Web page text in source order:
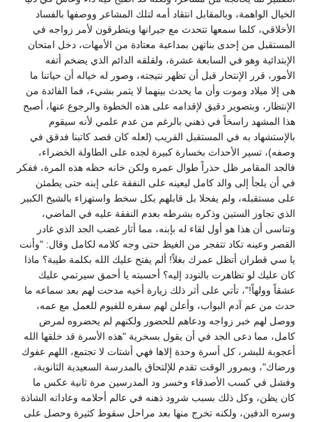
الخيال الواهمة، وبالمقابل انتقاد أمه لتلك المشاعر ووصفها بالفساد
الأخلاقي، كلما سمعها تتحدث مع جيرانها ويتطرقون لأمر زواجه في
المستقبل من إحدى بناتهن بمداعبة معتادة من الأمهات، دخل امتحان
الإبتدائية وهو في السابعة عشرة، ولقلقه الدائم الذي يضخم أتفه
الأمور، قرر الإنتحار قبل أن تظهر نتيجته، وصور له خياله أن حياتنا ما
هى إلا ميلاد وموت وأن ما يحدث بينهما لا يثمر بشيء، فما الفائدة من
الإنتظار، وبتصوير دقيق لإقدامه على هذه الخطوة والرجوع عنها، أصبح
هذا المشهد راسخاً في ذهني بالرغم من عدم علمي لأنه سيقوم
بالإستشهاد به في المستقبل القريب (لعله كان قصد كاتبنا فدقق في
وصفه)، تسير الأحداث بخسارة كبيرة لجده على الطاولة الخضراء،
فالجد المقامر ظل حذراً طوال عمره ولكن خانه حظه هذه المرة، ففكر
في أن يلجأ إلى والد كامل ليعينه على النفقة على إبنه حتى يطمئن
على مستقبله، ولم يفحلا بل قابلهم بكل سخط واستهزاء بالشيخ الكبير
الذي تجاوز الستين وذكره بشرطه بعدم النفقة عليه في الماضي،
وتناسى أن هذا هو أول لقاء له بإبنه، مما أثار غضب الجد الذي غادر
القصر وعينه تكاد تتفجر من الغيظ حتى وجه كلامه لكامل وقال: "وأنت
يا سي قطران أتظل عمرك بغلاً! ألم يفتح عليك الله بكلمة طيبة؟ ماذا
كان عليك لو تظاهرت بالتودد إليه؟ أحسبته يا أحمق سيرتمي عليك
عشقاً وولهاً!"، تأتي على أثر ذلك زيارة أخيه مدحت لهم بعد سماعه ما
حدث من عم آدم البواب، وأعلن لهم سفره للفيوم للعمل مع عمه،
ووصل لهم خبر زواجه ودعاهم للحضور ولكنهم لم يحضروه لمرض
كامل، مما دعى الجد في أن يقول بسخرية "هذه الأسرة قد خلقها الله
أعجوبة للبشر، كل أسرة وحدة إلاها فهي أشتات لا تجتمع، اللهم عفوك
ورضاك"، وبمرور الوقت تقدم للإلتحاق بالمدرسة السعيدية الثانوية،
وفشل في كسب الأصدقاء وخسر ود المدرسين مرة ثانية عكس ما
كان يظن، وكل ذلك بسبب شرود ذهنه في عالم أحلامه وعاداته الشاذة
وسره الدفين، ولكنه تخرج منها بعد مراحل سقوط كثيرة وحصل على